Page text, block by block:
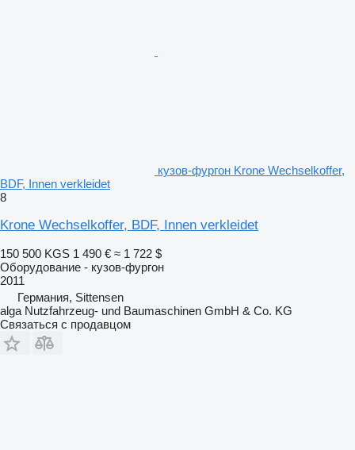
кузов-фургон Krone Wechselkoffer,
BDF, Innen verkleidet
8
Krone Wechselkoffer, BDF, Innen verkleidet
150 500 KGS 1 490 € ≈ 1 722 $
Оборудование - кузов-фургон
2011
Германия, Sittensen
alga Nutzfahrzeug- und Baumaschinen GmbH & Co. KG
Связаться с продавцом